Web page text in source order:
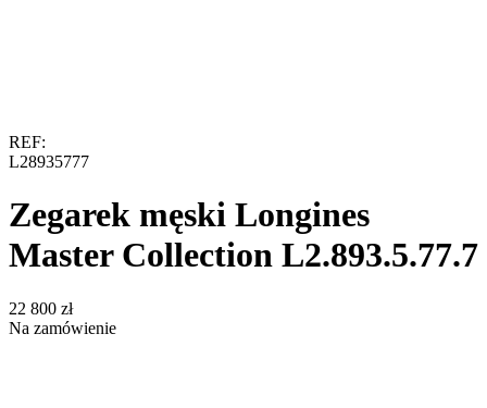
REF:
L28935777
Zegarek męski Longines
Master Collection L2.893.5.77.7
‍22 800‍ zł
Na zamówienie